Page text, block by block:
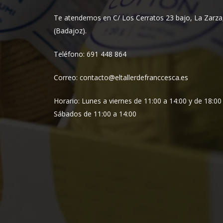
Te atendemos en C/ Los Cerratos 23 bajo, La
(Badajoz).
Teléfono: 691 448 864
Correo: contacto@eltallerdefranccesca.es
Horario: Lunes a viernes de 11:00 a 14:00 y de 18:00
Sábados de 11:00 a 14:00